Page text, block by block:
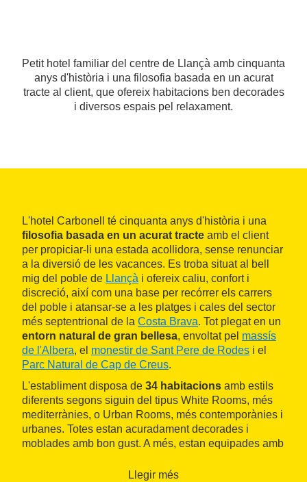
Petit hotel familiar del centre de Llançà amb cinquanta
anys d'història i una filosofia basada en un acurat
tracte al client, que ofereix habitacions ben decorades
i diversos espais pel relaxament.
L'hotel Carbonell té cinquanta anys d'història i una
filosofia basada en un acurat tracte amb el client
per propiciar-li una estada acollidora, sense renunciar
a la diversió de les vacances. Es troba situat al bell
mig del poble de Llançà i ofereix caliu, confort i
discreció, així com una base per recórrer els carrers
del poble i atansar-se a les platges i cales del sector
més septentrional de la Costa Brava. Tot plegat en un
entorn natural de gran bellesa, envoltat pel massís
de l'Albera, el monestir de Sant Pere de Rodes i el
Parc Natural de Cap de Creus.
L'establiment disposa de 34 habitacions amb estils
diferents segons siguin del tipus White Rooms, més
mediterrànies, o Urban Rooms, més contemporànies i
urbanes. Totes estan acuradament decorades i
moblades amb bon gust. A més, estan equipades amb
calefacció i televisió. En el 19 Lounge, situat al
Llegir més